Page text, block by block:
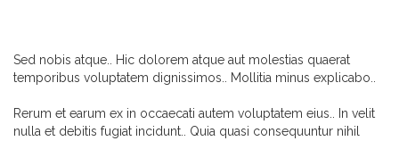
Sed nobis atque.. Hic dolorem atque aut molestias quaerat
temporibus voluptatem dignissimos.. Mollitia minus explicabo..
Rerum et earum ex in occaecati autem voluptatem eius.. In velit
nulla et debitis fugiat incidunt.. Quia quasi consequuntur nihil